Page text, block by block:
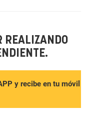
REALIZANDO
y recibe en tu móvil